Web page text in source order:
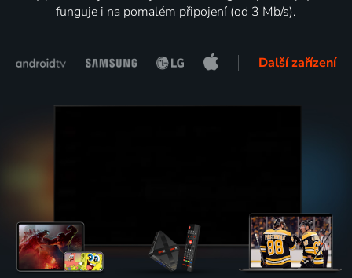
funguje i na pomalém připojení (od 3 Mb/s).
Další zařízení